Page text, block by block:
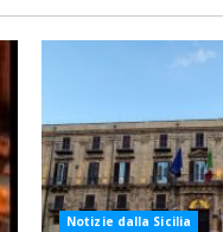
Notizie dalla Sicilia